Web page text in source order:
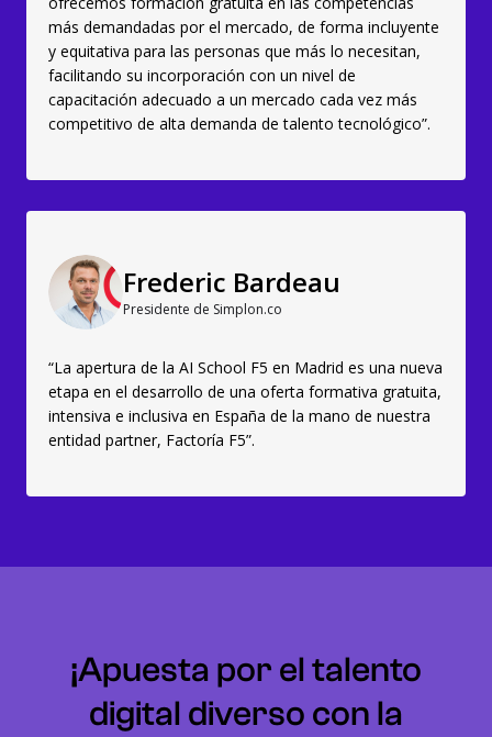
más demandadas por el mercado, de forma incluyente
y equitativa para las personas que más lo necesitan,
facilitando su incorporación con un nivel de
capacitación adecuado a un mercado cada vez más
competitivo de alta demanda de talento tecnológico”.
Frederic Bardeau
Presidente de Simplon.co
“La apertura de la AI School F5 en Madrid es una nueva
etapa en el desarrollo de una oferta formativa gratuita,
intensiva e inclusiva en España de la mano de nuestra
entidad partner, Factoría F5”.
¡Apuesta por el talento
digital diverso con la